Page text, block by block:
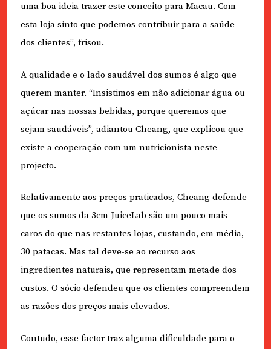
uma boa ideia trazer este conceito para Macau. Com
esta loja sinto que podemos contribuir para a saúde
dos clientes”, frisou.
A qualidade e o lado saudável dos sumos é algo que
querem manter. “Insistimos em não adicionar água ou
açúcar nas nossas bebidas, porque queremos que
sejam saudáveis”, adiantou Cheang, que explicou que
existe a cooperação com um nutricionista neste
projecto.
Relativamente aos preços praticados, Cheang defende
que os sumos da 3cm JuiceLab são um pouco mais
caros do que nas restantes lojas, custando, em média,
30 patacas. Mas tal deve-se ao recurso aos
ingredientes naturais, que representam metade dos
custos. O sócio defendeu que os clientes compreendem
as razões dos preços mais elevados.
Contudo, esse factor traz alguma dificuldade para o